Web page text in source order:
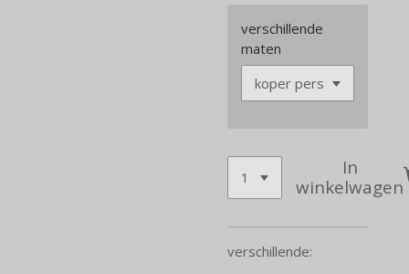
verschillende
maten
In
winkelwagen
verschillende: